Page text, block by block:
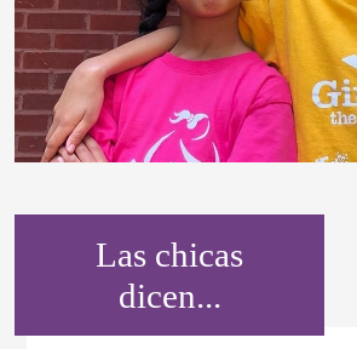
Las chicas
dicen...